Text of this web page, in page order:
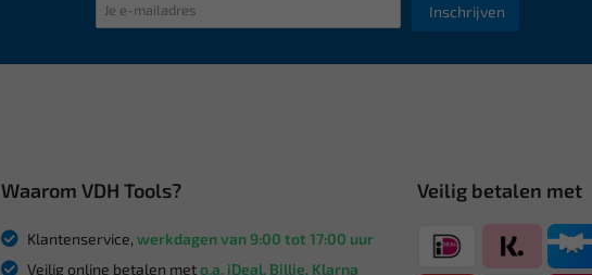
Inschrijven
Waarom VDH Tools?
Klantenservice, werkdagen van 9:00 tot 17:00 uur
Veilig online betalen meto.a. iDeal, Billie, Klarna
Veilig betalen met